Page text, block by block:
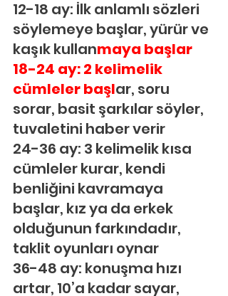
12-18 ay: İlk anlamlı sözleri
söylemeye başlar, yürür ve
kaşık kullanmaya başlar
18-24 ay: 2 kelimelik
cümleler başlar, soru
sorar, basit şarkılar söyler,
tuvaletini haber verir
24-36 ay: 3 kelimelik kısa
cümleler kurar, kendi
benliğini kavramaya
başlar, kız ya da erkek
olduğunun farkındadır,
taklit oyunları oynar
36-48 ay: konuşma hızı
artar, 10’a kadar sayar,